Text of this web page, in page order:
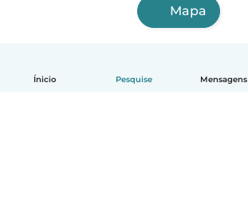
Ínicio Pesquise Mensagens
Mapa